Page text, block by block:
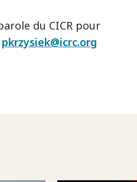
du CICR pour
pkrzysiek@icrc.org